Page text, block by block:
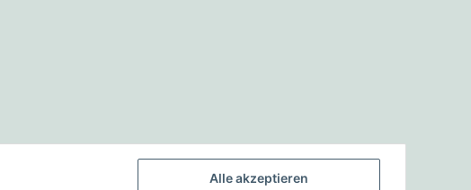
Alle akzeptieren